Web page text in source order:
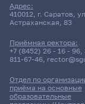
Адрес:
410012, г. Саратов,
Астраханская, 83
Приёмная ректора:
+7 (8452) 26 - 16 - 96,
811-67-46,
Отдел по
приёма на основные
образовательные